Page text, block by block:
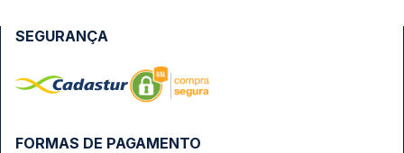
FORMAS DE PAGAMENTO
SEGURANÇA